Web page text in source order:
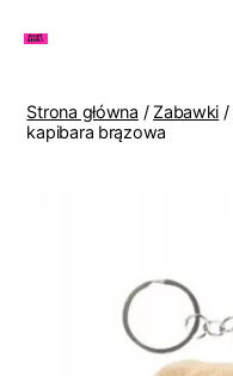
Lenki
Strona główna /Zabawki /
kapibara brązowa